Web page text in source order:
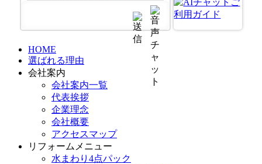
HOME
選ばれる理由
会社案内
会社案内一覧
代表挨拶
企業理念
会社概要
アクセスマップ
リフォームメニュー
水まわり4点パック